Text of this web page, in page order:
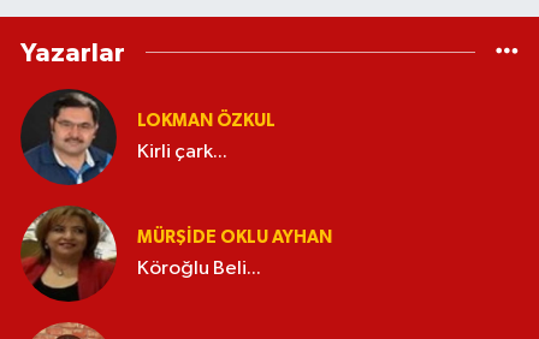
Yazarlar
LOKMAN ÖZKUL
Kirli çark...
MÜRŞIDE OKLU AYHAN
Köroğlu Beli...